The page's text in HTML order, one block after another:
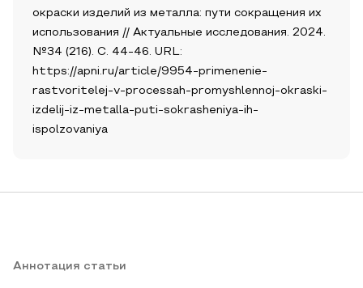
окраски изделий из металла: пути сокращения их
использования // Актуальные исследования. 2024.
№34 (216). С. 44-46. URL:
https://apni.ru/article/9954-primenenie-
rastvoritelej-v-processah-promyshlennoj-okraski-
izdelij-iz-metalla-puti-sokrasheniya-ih-
ispolzovaniya
Аннотация статьи